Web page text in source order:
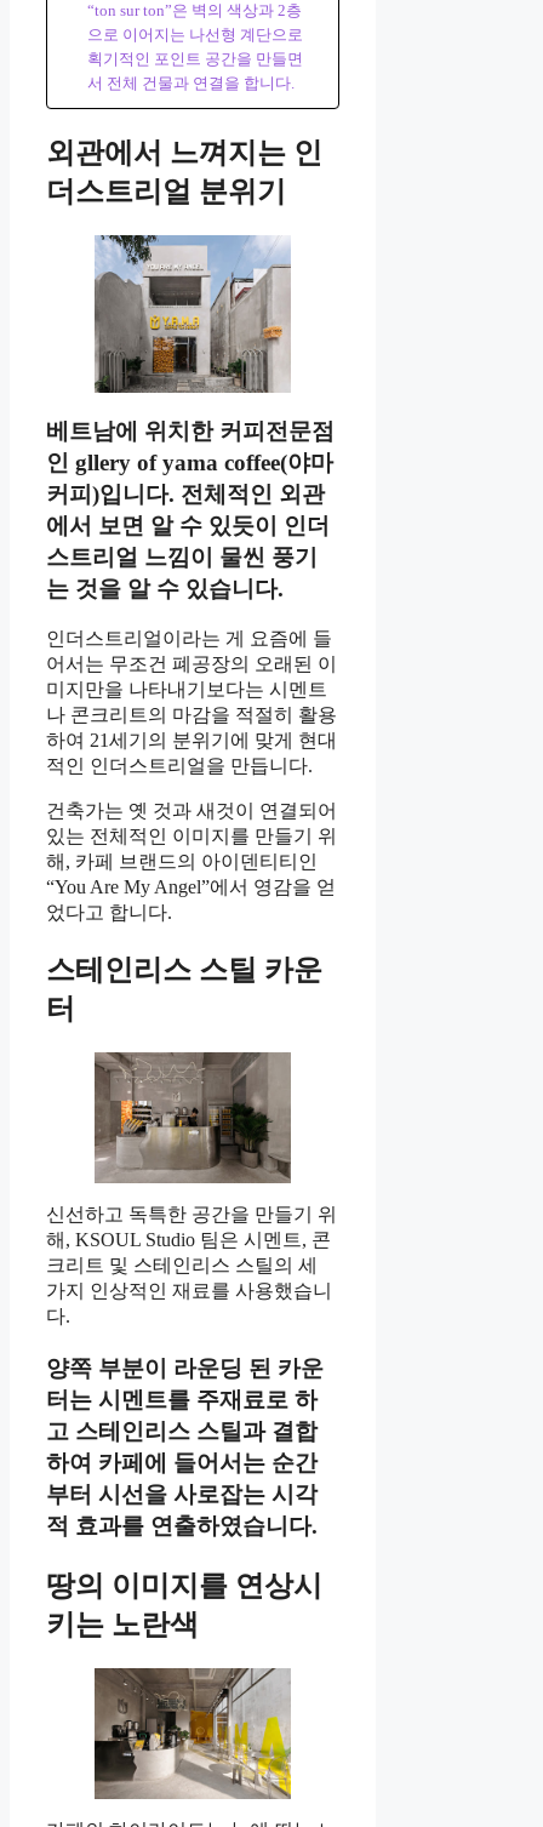
“ton sur ton”은 벽의 색상과 2층
으로 이어지는 나선형 계단으로
획기적인 포인트 공간을 만들면
서 전체 건물과 연결을 합니다.
외관에서 느껴지는 인
더스트리얼 분위기
베트남에 위치한 커피전문점
인 gllery of yama coffee(야마
커피)입니다. 전체적인 외관
에서 보면 알 수 있듯이 인더
스트리얼 느낌이 물씬 풍기
는 것을 알 수 있습니다.
인더스트리얼이라는 게 요즘에 들
어서는 무조건 폐공장의 오래된 이
미지만을 나타내기보다는 시멘트
나 콘크리트의 마감을 적절히 활용
하여 21세기의 분위기에 맞게 현대
적인 인더스트리얼을 만듭니다.
건축가는 옛 것과 새것이 연결되어
있는 전체적인 이미지를 만들기 위
해, 카페 브랜드의 아이덴티티인
“You Are My Angel”에서 영감을 얻
었다고 합니다.
스테인리스 스틸 카운
터
신선하고 독특한 공간을 만들기 위
해, KSOUL Studio 팀은 시멘트, 콘
크리트 및 스테인리스 스틸의 세
가지 인상적인 재료를 사용했습니
다.
양쪽 부분이 라운딩 된 카운
터는 시멘트를 주재료로 하
고 스테인리스 스틸과 결합
하여 카페에 들어서는 순간
부터 시선을 사로잡는 시각
적 효과를 연출하였습니다.
땅의 이미지를 연상시
키는 노란색